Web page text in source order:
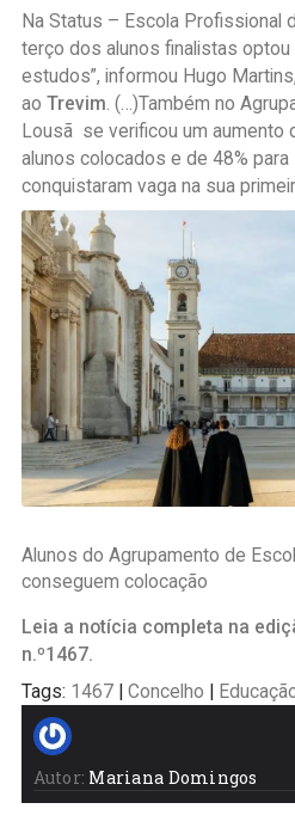
Na Status – Escola Profissional
terço dos alunos finalistas
estudos”, informou Hugo
ao Trevim. (…)Também no
Lousã se verificou um aumento
alunos colocados e de 48%
conquistaram vaga na sua
Alunos do Agrupamento de
conseguem colocação
Leia a notícia completa na
n.º1467.
Tags: 1467| Concelho
Autor: Mariana Domingos